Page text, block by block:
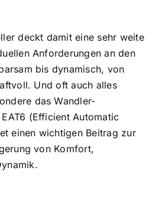
deckt damit eine sehr weite
Anforderungen an den
bis dynamisch, von
Und oft auch alles
das Wandler-
(Efficient Automatic
einen wichtigen Beitrag zur
von Komfort,